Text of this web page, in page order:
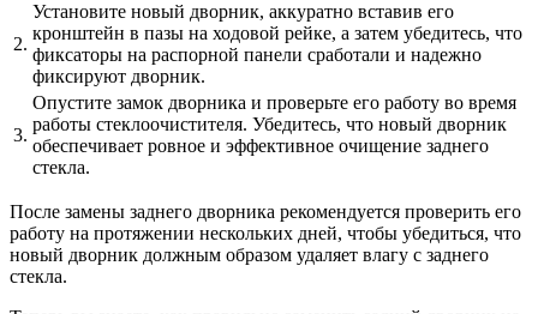
2.
Установите новый дворник, аккуратно вставив его
кронштейн в пазы на ходовой рейке, а затем убедитесь, что
фиксаторы на распорной панели сработали и надежно
фиксируют дворник.
3.
Опустите замок дворника и проверьте его работу во время
работы стеклоочистителя. Убедитесь, что новый дворник
обеспечивает ровное и эффективное очищение заднего
стекла.
После замены заднего дворника рекомендуется проверить его
работу на протяжении нескольких дней, чтобы убедиться, что
новый дворник должным образом удаляет влагу с заднего
стекла.